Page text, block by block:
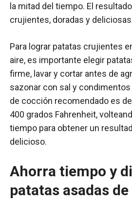
la mitad del tiempo. El
crujientes, doradas y
Para lograr patatas crujientes
aire, es importante elegir
firme, lavar y cortar antes de
sazonar con sal y
de cocción recomendado es
400 grados Fahrenheit,
tiempo para obtener un
delicioso.
Ahorra tiempo y
patatas asadas